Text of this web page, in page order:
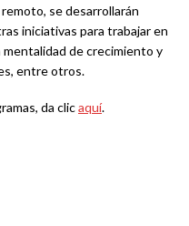
se desarrollarán
iniciativas para trabajar en
de crecimiento y
entre otros.
da clicaquí.